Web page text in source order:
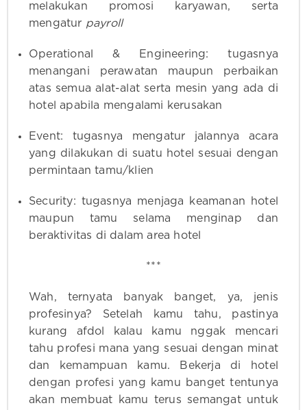
melakukan promosi karyawan, serta
mengatur payroll
Operational & Engineering: tugasnya
menangani perawatan maupun perbaikan
atas semua alat-alat serta mesin yang ada di
hotel apabila mengalami kerusakan
Event: tugasnya mengatur jalannya acara
yang dilakukan di suatu hotel sesuai dengan
permintaan tamu/klien
Security: tugasnya menjaga keamanan hotel
maupun tamu selama menginap dan
beraktivitas di dalam area hotel
***
Wah, ternyata banyak banget, ya, jenis
profesinya? Setelah kamu tahu, pastinya
kurang afdol kalau kamu nggak mencari
tahu profesi mana yang sesuai dengan minat
dan kemampuan kamu. Bekerja di hotel
dengan profesi yang kamu banget tentunya
akan membuat kamu terus semangat untuk